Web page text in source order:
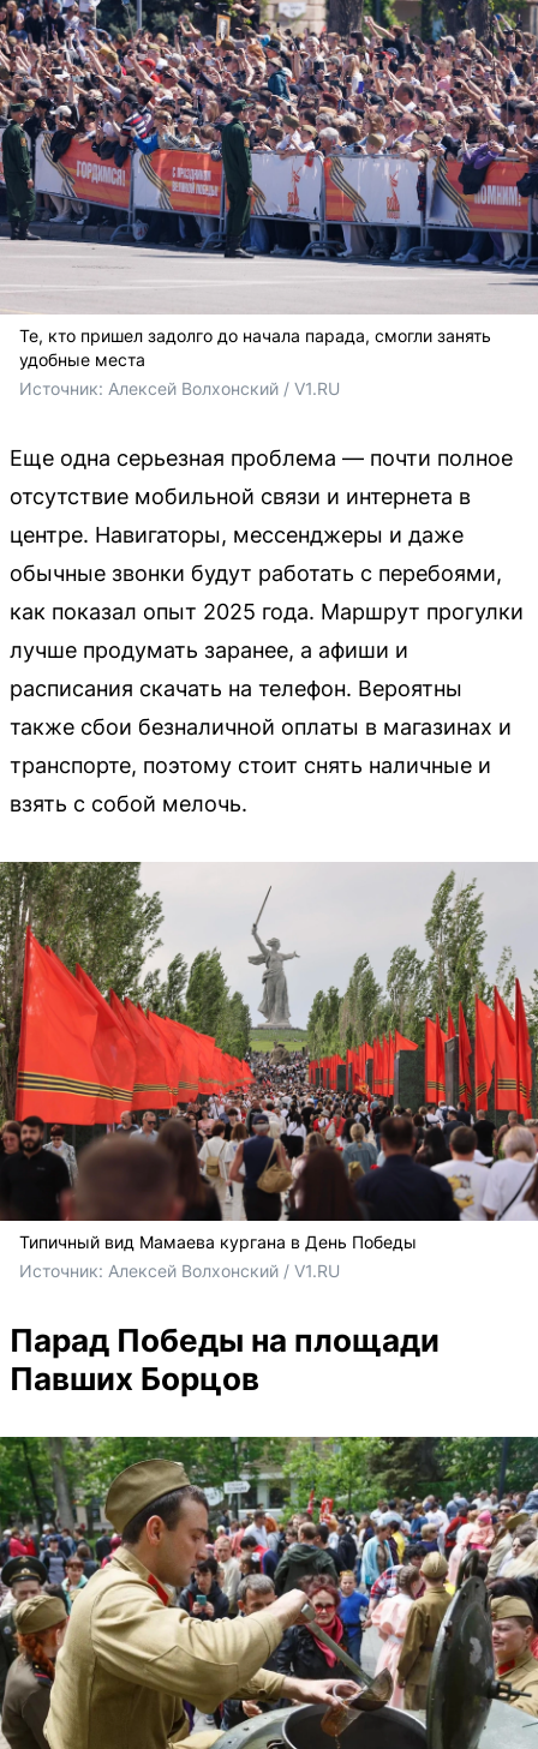
Те, кто пришел задолго до начала парада, смогли занять
удобные места
Источник: Алексей Волхонский / V1.RU
Еще одна серьезная проблема — почти полное
отсутствие мобильной связи и интернета в
центре. Навигаторы, мессенджеры и даже
обычные звонки будут работать с перебоями,
как показал опыт 2025 года. Маршрут прогулки
лучше продумать заранее, а афиши и
расписания скачать на телефон. Вероятны
также сбои безналичной оплаты в магазинах и
транспорте, поэтому стоит снять наличные и
взять с собой мелочь.
Типичный вид Мамаева кургана в День Победы
Источник: Алексей Волхонский / V1.RU
Парад Победы на площади
Павших Борцов